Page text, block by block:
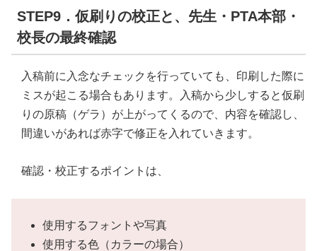
STEP9．仮刷りの校正と、先生・PTA本部・
校長の最終確認
入稿前に入念なチェックを行っていても、印刷した際に
ミスが起こる場合もあります。入稿から少しすると仮刷
りの原稿（ゲラ）が上がってくるので、内容を確認し、
間違いがあれば赤字で修正を入れていきます。
確認・校正するポイントは、
使用するフォントや写真
使用する色（カラーの場合）